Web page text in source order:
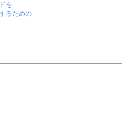
を
るための